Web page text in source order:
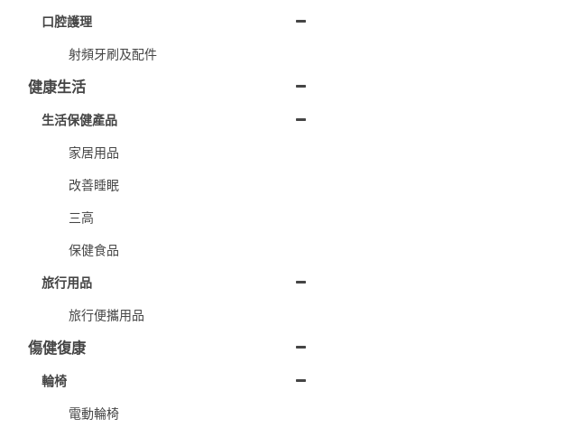
口腔護理
射頻牙刷及配件
健康生活
生活保健產品
家居用品
改善睡眠
三高
保健食品
旅行用品
旅行便攜用品
傷健復康
輪椅
電動輪椅